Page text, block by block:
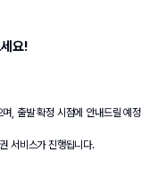
요!
, 출발 확정 시점에 안내드릴 예정
서비스가 진행됩니다.